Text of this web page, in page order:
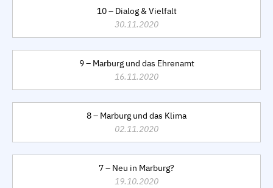
10 – Dialog & Vielfalt
30.11.2020
9 – Marburg und das Ehrenamt
16.11.2020
8 – Marburg und das Klima
02.11.2020
7 – Neu in Marburg?
19.10.2020